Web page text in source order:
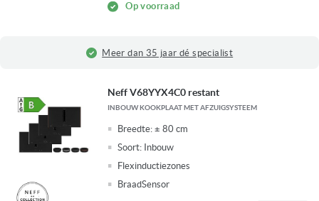
Op voorraad
Fysieke winkel in Ridderkerk
Neff V68YYX4C0 restant
INBOUW KOOKPLAAT MET AFZUIGSYSTEEM
Breedte: ± 80 cm
Soort: Inbouw
Flexinductiezones
BraadSensor